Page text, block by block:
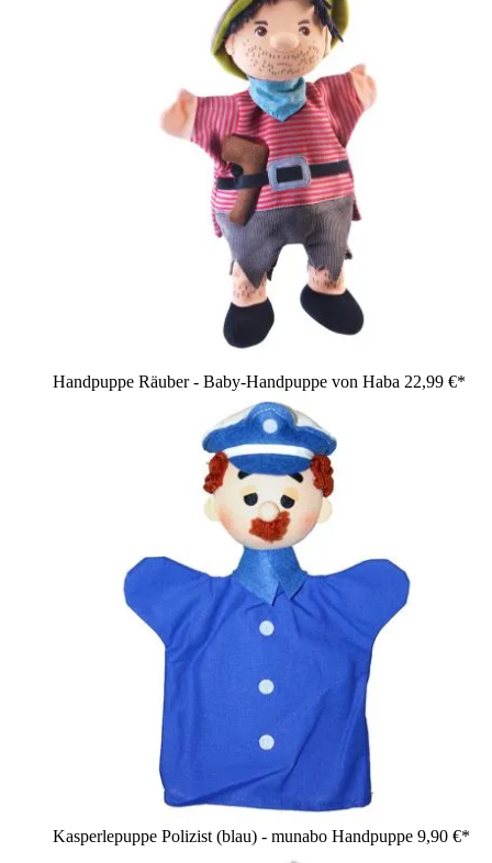
Handpuppe Räuber - Baby-Handpuppe von Haba 22,99 €*
Kasperlepuppe Polizist (blau) - munabo Handpuppe 9,90 €*